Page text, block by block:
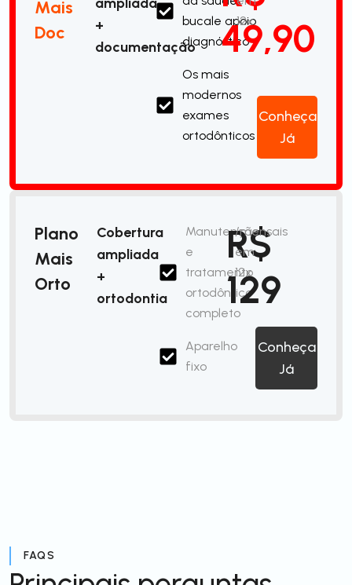
Mais
Doc
+
documentação
bucale apoio
diagnóstico
Os mais
modernos
exames
ortodônticos
49,90
12x
Conheça
Já
Plano
Mais
Orto
Cobertura
ampliada
+
ortodontia
Manutenção
e
tratamento
ortodôntico
completo
Aparelho
fixo
R$
129
/mensais
em
12x
Conheça
Já
FAQS